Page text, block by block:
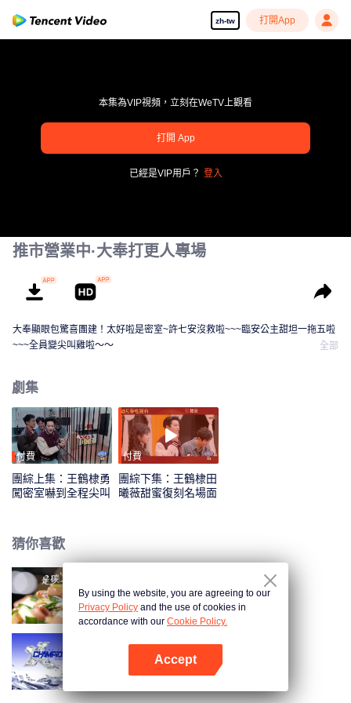
zh-tw 打開App
pay limit
本集為VIP視頻，立刻在WeTV上觀看
打開 App
已經是VIP用戶？ 登入
推市營業中·大奉打更人專場
大奉顯眼包驚喜團建！太好啦是密室~許七安沒救啦~~~臨安公主甜坦一拖五啦
~~~全員變尖叫雞啦～～
全部
劇集
付費
團綜上集：王鶴棣勇
闖密室嚇到全程尖叫
付費
團綜下集：王鶴棣田
曦薇甜蜜復刻名場面
猜你喜歡
是碳水啊·誘人美食精編
戰至巔峰 第3季
By using the website, you are agreeing to our
Privacy Policy and the use of cookies in
accordance with our Cookie Policy.
Accept